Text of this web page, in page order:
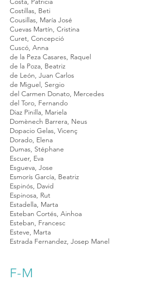
Costillas, Beti
Cousillas, María José
Cuevas Martín, Cristina
Curet, Concepció
Cuscó, Anna
de la Peza Casares, Raquel
de la Poza, Beatriz
de León, Juan Carlos
de Miguel, Sergio
del Carmen Donato, Mercedes
del Toro, Fernando
Diaz Pinilla, Mariela
Domènech Barrera, Neus
Dopacio Gelas, Vicenç
Dorado, Elena
Dumas, Stéphane
Escuer, Eva
Esgueva, Jose
Esmorís García, Beatriz
Espinós, David
Espinosa, Rut
Estadella, Marta
Esteban Cortés, Ainhoa
Esteban, Francesc
Esteve, Marta
Estrada Fernandez, Josep Manel
F-M